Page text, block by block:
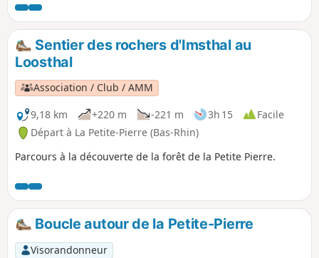
pour les amateurs de randonnées
faciles (peu de dénivelé) et tranquilles
tout en sous-bois. Il offre quelques
beaux points de vue, falaises et rochers
intéressants et s'achève à la terrasse de
l'auberge face à l'étang circulaire
d'Imsthal.
Sentier des rochers d'Imsthal au
Loosthal
Association / Club / AMM
9,18 km
+220 m -221 m 3h 15
Facile
Départ à La Petite-Pierre (Bas-Rhin)
Parcours à la découverte de la forêt de la Petite Pierre.
Boucle autour de la Petite-Pierre
Visorandonneur